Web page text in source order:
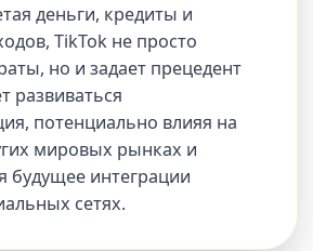
деньги, кредиты и
TikTok не просто
но и задает прецедент
развиваться
потенциально влияя на
мировых рынках и
будущее интеграции
сетях.